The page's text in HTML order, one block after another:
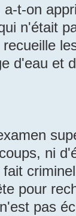
a-t-on
n'était
d'eau et
ni
pour
pas